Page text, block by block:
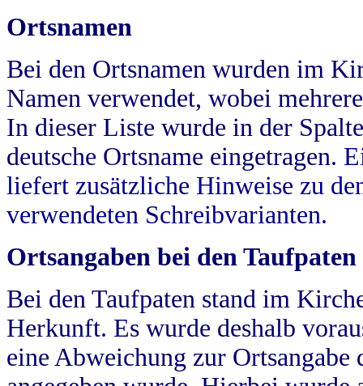
Ortsnamen
Bei den Ortsnamen wurden im
Namen verwendet, wobei
In dieser Liste wurde in der
deutsche Ortsname eingetragen.
liefert zusätzliche Hinweise zu
verwendeten Schreibvarianten.
Ortsangaben bei den Taufpaten
Bei den Taufpaten stand im
Herkunft. Es wurde deshalb
eine Abweichung zur